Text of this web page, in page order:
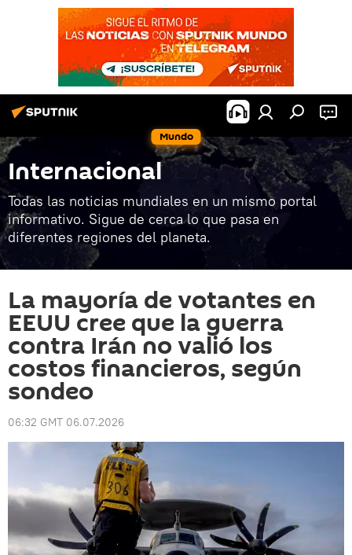
Mundo
Internacional
Todas las noticias mundiales en un mismo portal
informativo. Sigue de cerca lo que pasa en
diferentes regiones del planeta.
La mayoría de votantes en
EEUU cree que la guerra
contra Irán no valió los
costos financieros, según
sondeo
06:32 GMT 06.07.2026